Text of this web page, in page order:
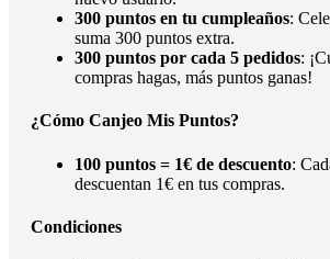
300 puntos en tu cumpleaños:
suma 300 puntos extra.
300 puntos por cada 5 pedidos:
compras hagas, más puntos ganas!
¿Cómo Canjeo Mis Puntos?
100 puntos = 1€ de descuento:
descuentan 1€ en tus compras.
Condiciones